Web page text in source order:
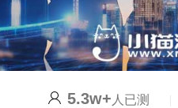
5.3w+ 人已测